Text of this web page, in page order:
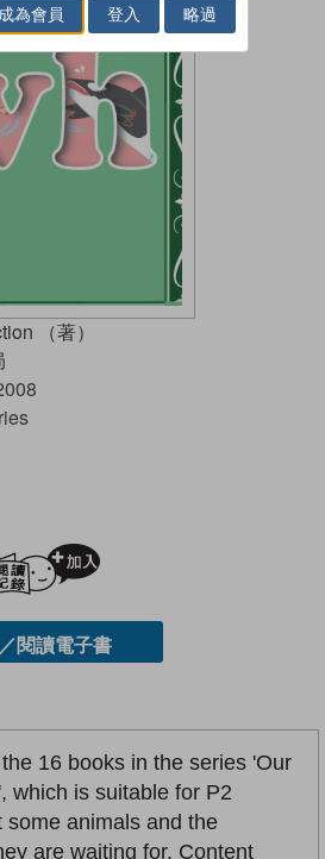
（著）
閲
閱讀電子書
16 books in the series 'Our
which is suitable for P2
animals and the
are waiting for. Content
成為會員 登入 略過